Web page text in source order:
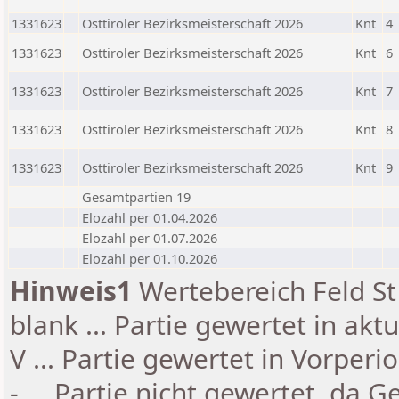
1331623
Osttiroler Bezirksmeisterschaft 2026 Knt 4
1331623
Osttiroler Bezirksmeisterschaft 2026 Knt 6
1331623 Osttiroler Bezirksmeisterschaft 2026 Knt 7
1331623 Osttiroler Bezirksmeisterschaft 2026 Knt 8
1331623 Osttiroler Bezirksmeisterschaft 2026 Knt 9
Gesamtpartien 19
Elozahl per 01.04.2026
Elozahl per 01.07.2026
Elozahl per 01.10.2026
Hinweis1 Wertebereich Feld
blank ... Partie gewertet in
V ... Partie gewertet in